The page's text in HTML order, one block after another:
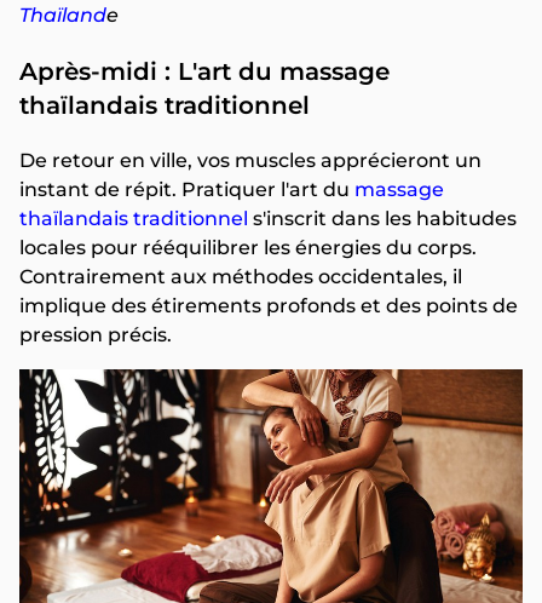
Thaïlande
Après-midi : L'art du massage
thaïlandais traditionnel
De retour en ville, vos muscles apprécieront un
instant de répit. Pratiquer l'art du massage
thaïlandais traditionnel s'inscrit dans les habitudes
locales pour rééquilibrer les énergies du corps.
Contrairement aux méthodes occidentales, il
implique des étirements profonds et des points de
pression précis.